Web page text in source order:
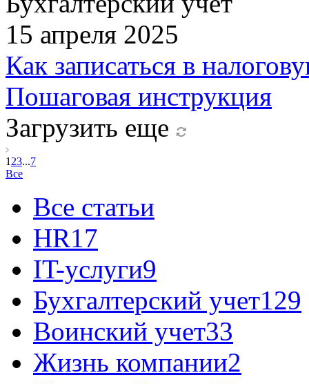
15 апреля 2025
Как записаться в
Пошаговая инструкция
Загрузить еще
1 23...7
Все
Все статьи
HR17
IT-услуги9
Бухгалтерский учет129
Воинский учет33
Жизнь компании2